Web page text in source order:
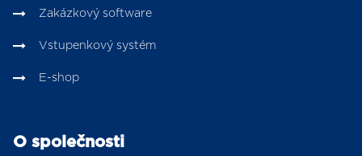
Zakázkový software
Vstupenkový systém
E-shop
O společnosti